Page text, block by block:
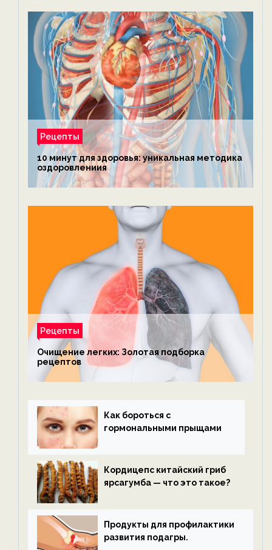
Рецепты
10 минут для здоровья: уникальная методика
оздоровлениия
Рецепты
Очищение легких: Золотая подборка
рецептов
Как бороться с
гормональными прыщами
Кордицепс китайский гриб
ярсагумба — что это такое?
Продукты для профилактики
развития подагры.